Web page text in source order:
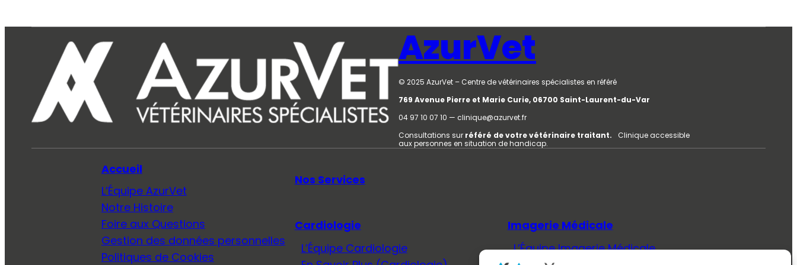
AzurVet
© 2025 AzurVet – Centre de vétérinaires spécialistes en référé
769 Avenue Pierre et Marie Curie, 06700 Saint-Laurent-du-Var
04 97 10 07 10 — clinique@azurvet.fr
Consultations sur référé de votre vétérinaire traitant. Clinique accessible
aux personnes en situation de handicap.
Accueil
L’Équipe AzurVet
Notre Histoire
Foire aux Questions
Gestion des données personnelles
Politiques de Cookies
Nos Services
Cardiologie
L’Équipe Cardiologie
Imagerie Médicale
L’Équipe Imagerie Médicale